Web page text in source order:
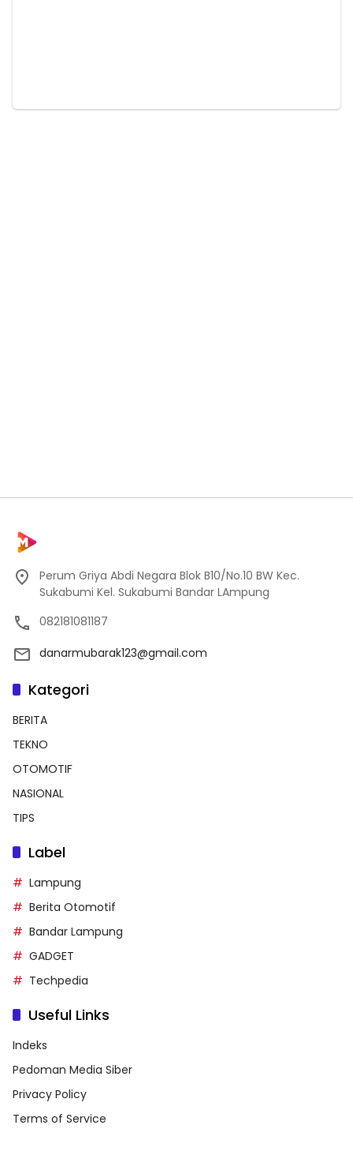
Perum Griya Abdi Negara Blok B10/No.10 BW Kec.
Sukabumi Kel. Sukabumi Bandar LAmpung
082181081187
danarmubarak123@gmail.com
Kategori
BERITA
TEKNO
OTOMOTIF
NASIONAL
TIPS
Label
Lampung
Berita Otomotif
Bandar Lampung
GADGET
Techpedia
Useful Links
Indeks
Pedoman Media Siber
Privacy Policy
Terms of Service